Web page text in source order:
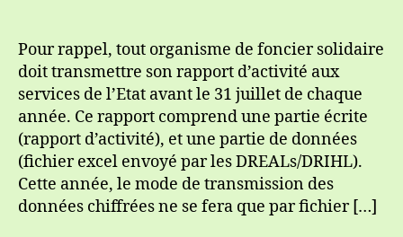
rapport
d’activité
2025
avec
la
DHUP
Pour rappel, tout organisme de foncier solidaire
doit transmettre son rapport d’activité aux
services de l’Etat avant le 31 juillet de chaque
année. Ce rapport comprend une partie écrite
(rapport d’activité), et une partie de données
(fichier excel envoyé par les DREALs/DRIHL).
Cette année, le mode de transmission des
données chiffrées ne se fera que par fichier […]